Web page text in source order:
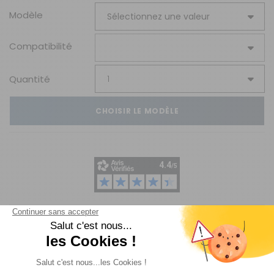
Modèle
Compatibilité
Quantité
CHOISIR LE MODÈLE
Livraison
Expédié sous 72h
Paiements
Sécurisés
Avantages
Paiement